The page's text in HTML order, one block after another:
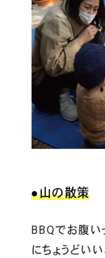
●山の散策
BBQでお腹い
にちょうどい